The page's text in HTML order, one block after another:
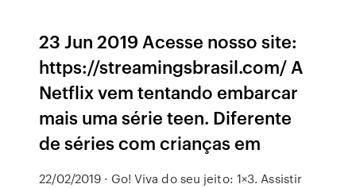
23 Jun 2019 Acesse nosso site:
https://streamingsbrasil.com/ A
Netflix vem tentando embarcar
mais uma série teen. Diferente
de séries com crianças em
22/02/2019 · Go! Viva do seu jeito: 1×3. Assistir